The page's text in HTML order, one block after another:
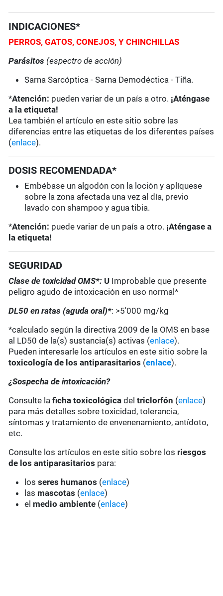
INDICACIONES*
PERROS, GATOS, CONEJOS, Y CHINCHILLAS
Parásitos (espectro de acción)
Sarna Sarcóptica - Sarna Demodéctica - Tiña.
*Atención: pueden variar de un país a otro. ¡Aténgase
a la etiqueta!
Lea también el artículo en este sitio sobre las
diferencias entre las etiquetas de los diferentes países
(enlace).
DOSIS RECOMENDADA*
Embébase un algodón con la loción y aplíquese
sobre la zona afectada una vez al día, previo
lavado con shampoo y agua tibia.
*Atención: puede variar de un país a otro. ¡Aténgase a
la etiqueta!
SEGURIDAD
Clase de toxicidad OMS*: U Improbable que presente
peligro agudo de intoxicación en uso normal*
DL50 en ratas (aguda oral)*: >5'000 mg/kg
*calculado según la directiva 2009 de la OMS en base
al LD50 de la(s) sustancia(s) activas (enlace).
Pueden interesarle los artículos en este sitio sobre la
toxicología de los antiparasitarios (enlace).
¿Sospecha de intoxicación?
Consulte laficha toxicológica deltriclorfón (enlace)
para más detalles sobre toxicidad, tolerancia,
síntomas y tratamiento de envenenamiento, antídoto,
etc.
Consulte los artículos en este sitio sobre los riesgos
de los antiparasitarios para:
losseres humanos (enlace)
las mascotas (enlace)
el medio ambiente (enlace)